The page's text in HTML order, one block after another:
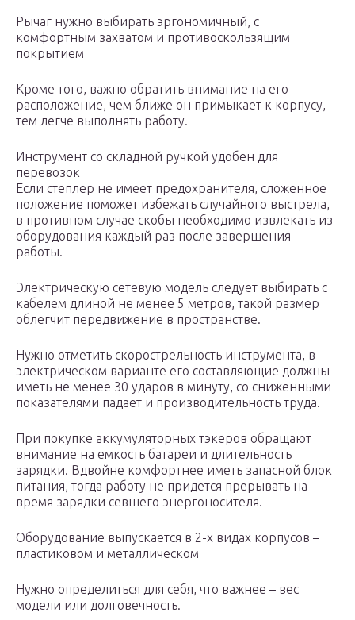
Рычаг нужно выбирать эргономичный, с
комфортным захватом и противоскользящим
покрытием
Кроме того, важно обратить внимание на его
расположение, чем ближе он примыкает к корпусу,
тем легче выполнять работу.
Инструмент со складной ручкой удобен для
перевозок
Если степлер не имеет предохранителя, сложенное
положение поможет избежать случайного выстрела,
в противном случае скобы необходимо извлекать из
оборудования каждый раз после завершения
работы.
Электрическую сетевую модель следует выбирать с
кабелем длиной не менее 5 метров, такой размер
облегчит передвижение в пространстве.
Нужно отметить скорострельность инструмента, в
электрическом варианте его составляющие должны
иметь не менее 30 ударов в минуту, со сниженными
показателями падает и производительность труда.
При покупке аккумуляторных тэкеров обращают
внимание на емкость батареи и длительность
зарядки. Вдвойне комфортнее иметь запасной блок
питания, тогда работу не придется прерывать на
время зарядки севшего энергоносителя.
Оборудование выпускается в 2-х видах корпусов –
пластиковом и металлическом
Нужно определиться для себя, что важнее – вес
модели или долговечность.